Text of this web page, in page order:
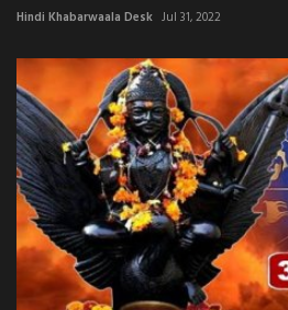
Hindi Khabarwaala Desk Jul 31, 2022